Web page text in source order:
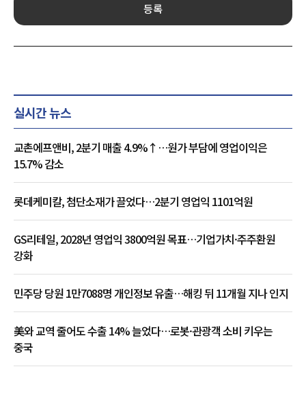
등록
실시간 뉴스
교촌에프앤비, 2분기 매출 4.9%↑…원가 부담에 영업이익은
15.7% 감소
롯데케미칼, 첨단소재가 끌었다…2분기 영업익 1101억원
GS리테일, 2028년 영업익 3800억원 목표…기업가치·주주환원
강화
민주당 당원 1만7088명 개인정보 유출…해킹 뒤 11개월 지나 인지
美와 교역 줄어도 수출 14% 늘었다…로봇·관광객 소비 키우는
중국